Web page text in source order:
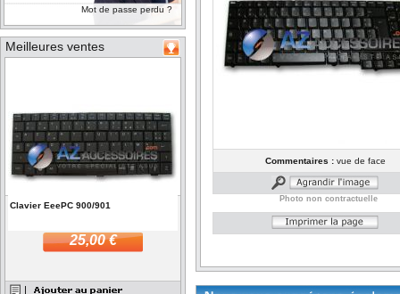
Mot de passe perdu ?
Meilleures ventes
Clavier EeePC 900/901
25,00 €
Commentaires :vue de face
Photo non contractuelle